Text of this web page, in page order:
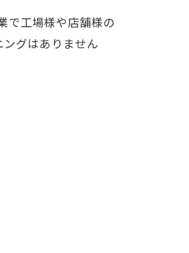
で工場様や店舗様の
グはありません